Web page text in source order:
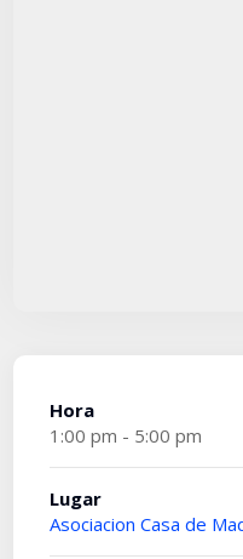
Hora
1:00 pm - 5:00 pm
Lugar
Asociacion Casa de